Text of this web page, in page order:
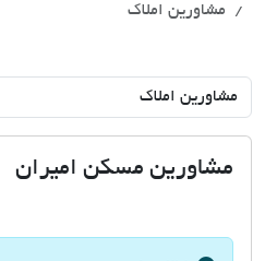
مشاورین املاک
مشاورین مسکن امیران